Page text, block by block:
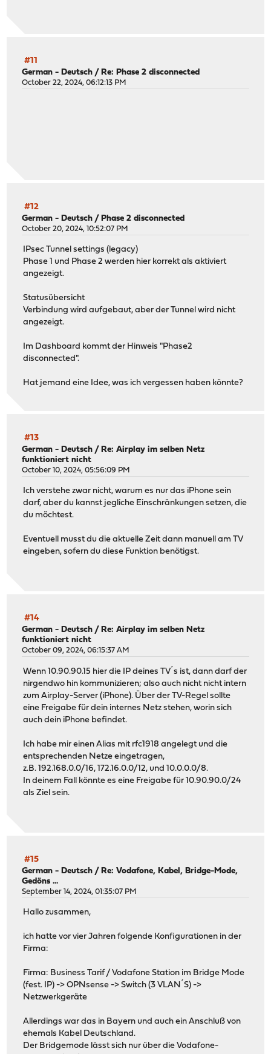
#11
German - Deutsch / Re: Phase 2 disconnected
October 22, 2024, 06:12:13 PM
#12
German - Deutsch / Phase 2 disconnected
October 20, 2024, 10:52:07 PM
IPsec Tunnel settings (legacy)
Phase 1 und Phase 2 werden hier korrekt als aktiviert
angezeigt.
Statusübersicht
Verbindung wird aufgebaut, aber der Tunnel wird nicht
angezeigt.
Im Dashboard kommt der Hinweis "Phase2
disconnected".
Hat jemand eine Idee, was ich vergessen haben könnte?
#13
German - Deutsch / Re: Airplay im selben Netz
funktioniert nicht
October 10, 2024, 05:56:09 PM
Ich verstehe zwar nicht, warum es nur das iPhone sein
darf, aber du kannst jegliche Einschränkungen setzen, die
du möchtest.
Eventuell musst du die aktuelle Zeit dann manuell am TV
eingeben, sofern du diese Funktion benötigst.
#14
German - Deutsch /Re: Airplay im selben Netz
funktioniert nicht
October 09, 2024, 06:15:37 AM
Wenn 10.90.90.15 hier die IP deines TV´s ist, dann darf der
nirgendwo hin kommunizieren; also auch nicht nicht intern
zum Airplay-Server (iPhone). Über der TV-Regel sollte
eine Freigabe für dein internes Netz stehen, worin sich
auch dein iPhone befindet.
Ich habe mir einen Alias mit rfc1918 angelegt und die
entsprechenden Netze eingetragen,
z.B. 192.168.0.0/16, 172.16.0.0/12, und 10.0.0.0/8.
In deinem Fall könnte es eine Freigabe für 10.90.90.0/24
als Ziel sein.
#15
German - Deutsch /Re: Vodafone, Kabel, Bridge-Mode,
Gedöns ...
September 14, 2024, 01:35:07 PM
Hallo zusammen,
ich hatte vor vier Jahren folgende Konfigurationen in der
Firma:
Firma: Business Tarif / Vodafone Station im Bridge Mode
(fest. IP) -> OPNsense -> Switch (3 VLAN´S) ->
Netzwerkgeräte
Allerdings war das in Bayern und auch ein Anschluß von
ehemals Kabel Deutschland.
Der Bridgemode lässt sich nur über die Vodafone-